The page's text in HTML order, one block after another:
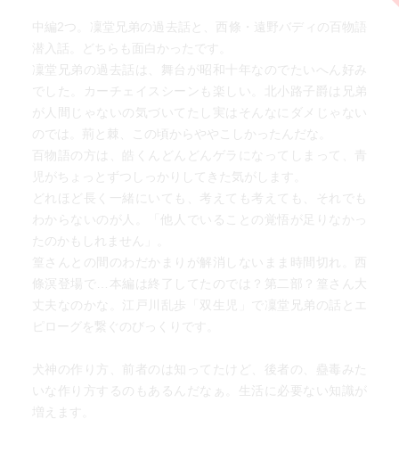
中編2つ。凜堂兄弟の過去話と、西條・遠野バディの百物語
潜入話。どちらも面白かったです。
凜堂兄弟の過去話は、舞台が昭和十年なのでたいへん好み
でした。カーチェイスシーンも楽しい。北小路子爵は兄弟
が人間じゃないの気づいてたし実はそんなにダメじゃない
のでは。荊と棘、この頃からややこしかったんだな。
百物語の方は、皓くんどんどんゲラになってしまって、青
児がちょっとずつしっかりしてきた気がします。
どれほど長く一緒にいても、考えても考えても、それでも
わからないのが人。「他人でいることの覚悟が足りなかっ
たのかもしれません」。
篁さんとの間のわだかまりが解消しないまま時間切れ。西
條溟登場で…本編は終了してたのでは？第二部？篁さん大
丈夫なのかな。江戸川乱歩「双生児」で凜堂兄弟の話とエ
ピローグを繋ぐのびっくりです。
犬神の作り方、前者のは知ってたけど、後者の、蠱毒みた
いな作り方するのもあるんだなぁ。生活に必要ない知識が
増えます。